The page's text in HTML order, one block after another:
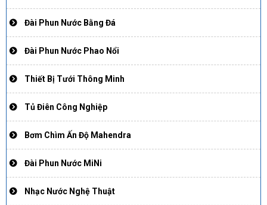
Đài Phun Nước Bằng Đá
Đài Phun Nước Phao Nổi
Thiết Bị Tưới Thông Minh
Tủ Điên Công Nghiệp
Bơm Chìm Ấn Độ Mahendra
Đài Phun Nước MiNi
Nhạc Nước Nghệ Thuật